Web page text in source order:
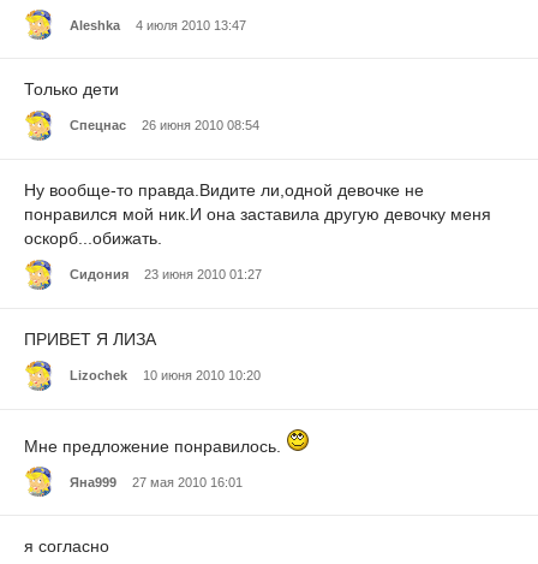
Aleshka 4 июля 2010 13:47
Только дети
Спецнас 26 июня 2010 08:54
Ну вообще-то правда.Видите ли,одной девочке не
понравился мой ник.И она заставила другую девочку меня
оскорб...обижать.
Сидония 23 июня 2010 01:27
ПРИВЕТ Я ЛИЗА
Lizochek 10 июня 2010 10:20
Мне предложение понравилось.
Яна999 27 мая 2010 16:01
я согласно